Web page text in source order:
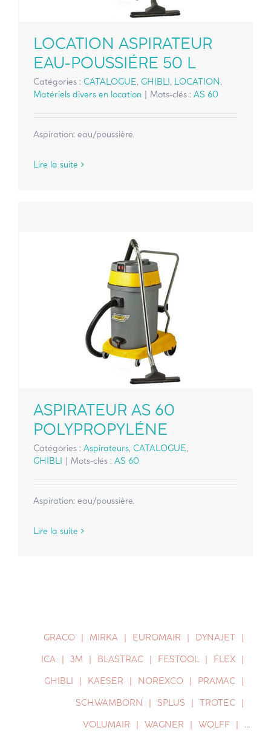
LOCATION ASPIRATEUR
EAU-POUSSIÉRE 50 L
Catégories : CATALOGUE, GHIBLI , LOCATION ,
Matériels divers en location
Mots-clés : AS 60
Aspiration: eau/poussière.
Lire la suite
ASPIRATEUR AS 60
POLYPROPYLÉNE
Catégories : Aspirateurs, CATALOGUE,
GHIBLI | Mots-clés : AS 60
Aspiration: eau/poussière.
Lire la suite
GRACO MIRKA EUROMAIR
DYNAJET
ICA
3M BLASTRAC FESTOOL
FLEX
GHIBLI
KAESER NOREXCO
PRAMAC
SCHWAMBORN
SPLUS
TROTEC
VOLUMAIR
WAGNER WOLFF …